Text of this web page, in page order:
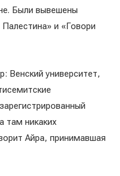
Были вывешены
и «Говори
Венский университет,
там никаких
Айра, принимавшая